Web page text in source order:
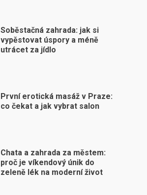
Soběstačná zahrada: jak si
vypěstovat úspory a méně
utrácet za jídlo
První erotická masáž v Praze:
co čekat a jak vybrat salon
Chata a zahrada za městem:
proč je víkendový únik do
zeleně lék na moderní život